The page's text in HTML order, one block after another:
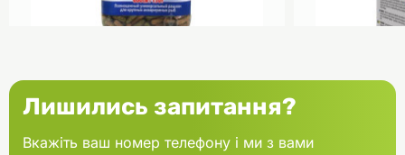
банка 150 г
Aquael
Лишились запитання?
Вкажіть ваш номер телефону і ми з вами